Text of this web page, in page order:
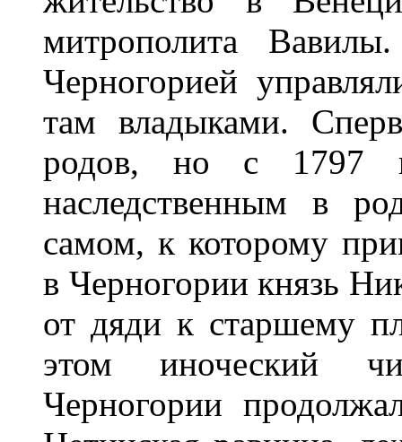
митрополита
Черногорией
там владыками.
родов, но с 1797
наследственным в
самом, к которому
в Черногории князь
от дяди к старшему
этом иноческий
Черногории